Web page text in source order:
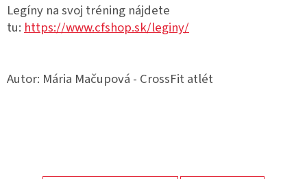
Legíny na svoj tréning nájdete
tu: https://www.cfshop.sk/leginy/
Autor: Mária Mačupová - CrossFit atlét